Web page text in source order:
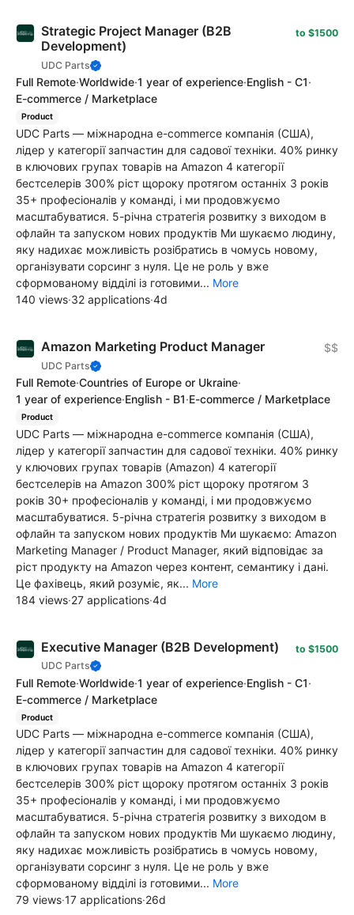
Strategic Project Manager (B2B
Development)
UDC Parts
to $1500
Full Remote·Worldwide·1 year of experience·English - C1·
E-commerce / Marketplace
Product
UDC Parts — міжнародна e-commerce компанія (США),
лідер у категорії запчастин для садової техніки. 40% ринку
в ключових групах товарів на Amazon 4 категорії
бестселерів 300% ріст щороку протягом останніх 3 років
35+ професіоналів у команді, і ми продовжуємо
масштабуватися. 5-річна стратегія розвитку з виходом в
офлайн та запуском нових продуктів Ми шукаємо людину,
яку надихає можливість розібратись в чомусь новому,
організувати сорсинг з нуля. Це не роль у вже
сформованому відділі із готовими... More
140 views·32 applications·4d
Amazon Marketing Product Manager
UDC Parts
$$
Full Remote·Countries of Europe or Ukraine·
1 year of experience·English - B1·E-commerce / Marketplace
Product
UDC Parts — міжнародна e-commerce компанія (США),
лідер у категорії запчастин для садової техніки. 40% ринку
у ключових групах товарів (Amazon) 4 категорії
бестселерів на Amazon 300% ріст щороку протягом 3
років 30+ професіоналів у команді, і ми продовжуємо
масштабуватися. 5-річна стратегія розвитку з виходом в
офлайн та запуском нових продуктів Ми шукаємо: Amazon
Marketing Manager / Product Manager, який відповідає за
ріст продукту на Amazon через контент, семантику і дані.
Це фахівець, який розуміє, як... More
184 views·27 applications·4d
Executive Manager (B2B Development)
UDC Parts
to $1500
Full Remote·Worldwide·1 year of experience·English - C1·
E-commerce / Marketplace
Product
UDC Parts — міжнародна e-commerce компанія (США),
лідер у категорії запчастин для садової техніки. 40% ринку
в ключових групах товарів на Amazon 4 категорії
бестселерів 300% ріст щороку протягом останніх 3 років
35+ професіоналів у команді, і ми продовжуємо
масштабуватися. 5-річна стратегія розвитку з виходом в
офлайн та запуском нових продуктів Ми шукаємо людину,
яку надихає можливість розібратись в чомусь новому,
організувати сорсинг з нуля. Це не роль у вже
сформованому відділі із готовими... More
79 views·17 applications·26d